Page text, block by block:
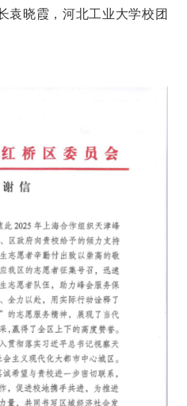
袁晓霞，河北工业大学校团